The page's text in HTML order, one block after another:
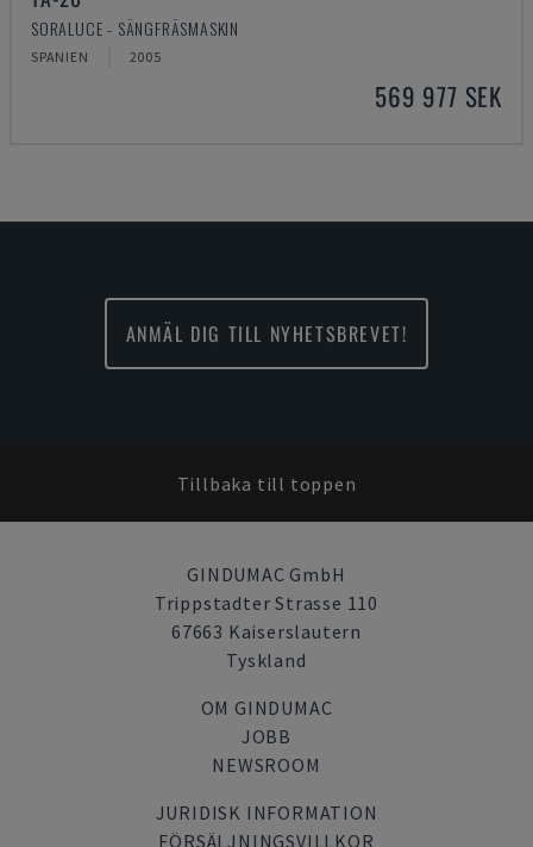
SORALUCE - SÄNGFRÄSMASKIN
SPANIEN 2005
569 977 SEK
ANMÄL DIG TILL NYHETSBREVET!
Tillbaka till toppen
GINDUMAC GmbH
Trippstadter Strasse 110
67663 Kaiserslautern
Tyskland
OM GINDUMAC
JOBB
NEWSROOM
JURIDISK INFORMATION
FÖRSÄLJNINGSVILLKOR